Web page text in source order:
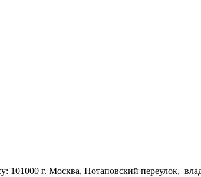
г. Москва, Потаповский переулок,